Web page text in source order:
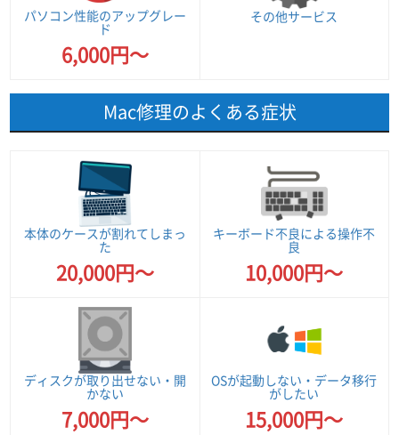
パソコン性能のアップグレー
ド
6,000円～
その他サービス
Mac修理のよくある症状
本体のケースが割れてしまっ
た
20,000円～
キーボード不良による操作不
良
10,000円～
ディスクが取り出せない・開
かない
7,000円～
OSが起動しない・データ移行
がしたい
15,000円～